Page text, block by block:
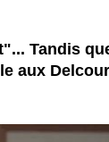
article
Tandis
aux